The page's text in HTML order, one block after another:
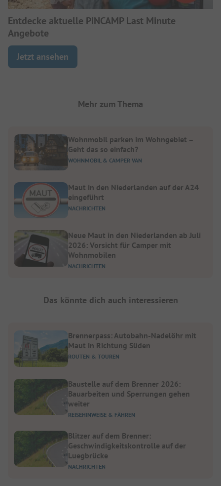
Entdecke aktuelle PiNCAMP Last Minute
Angebote
Jetzt ansehen
Mehr zum Thema
WOHNMOBIL & CAMPER VAN
Wohnmobil parken im Wohngebiet –
Geht das so einfach?
NACHRICHTEN
Maut in den Niederlanden auf der A24
eingeführt
NACHRICHTEN
Neue Maut in den Niederlanden ab Juli
2026: Vorsicht für Camper mit
Wohnmobilen
Das könnte dich auch interessieren
ROUTEN & TOUREN
Brennerpass: Autobahn-Nadelöhr mit
Maut in Richtung Süden
REISEHINWEISE & FÄHREN
Baustelle auf dem Brenner 2026:
Bauarbeiten und Sperrungen gehen
weiter
NACHRICHTEN
Blitzer auf dem Brenner:
Geschwindigkeitskontrolle auf der
Luegbrücke